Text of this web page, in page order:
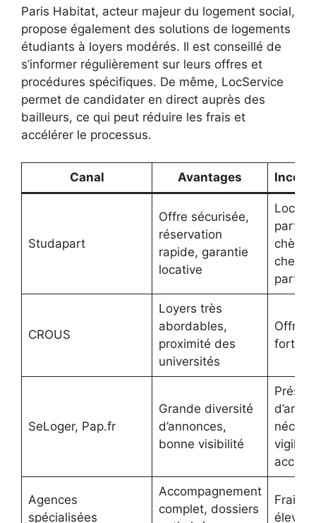
Paris Habitat, acteur majeur du logement social,
propose également des solutions de logements
étudiants à loyers modérés. Il est conseillé de
s’informer régulièrement sur leurs offres et
procédures spécifiques. De même, LocService
permet de candidater en direct auprès des
bailleurs, ce qui peut réduire les frais et
accélérer le processus.
Canal Avantages
Studapart
Offre sécurisée,
réservation
rapide, garantie
locative
chères
chez le
CROUS
Loyers très
abordables,
proximité des
universités
Offre
forte
SeLoger, Pap.fr
Grande diversité
d’annonces,
bonne visibilité
accrue
Agences
spécialisées
Accompagnement
complet, dossiers
Frais
élevés